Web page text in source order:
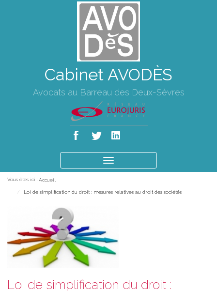
Cabinet AVODÈS
Avocats au Barreau des Deux-Sèvres
le
Vous êtes ici : Accueil
Loi de simplification du droit : mesures relatives au droit des sociétés
Loi de simplification du droit :